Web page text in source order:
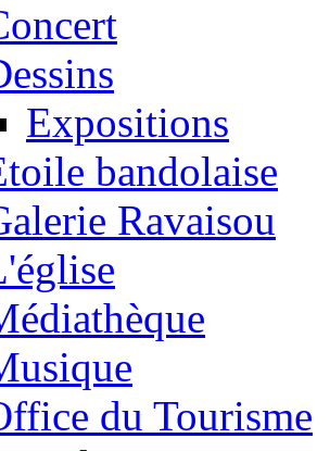
Expositions
bandolaise
Ravaisou
du Tourisme